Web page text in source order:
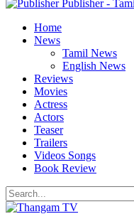
Publisher -
Home
News
Tamil News
English News
Reviews
Movies
Actress
Actors
Teaser
Trailers
Videos Songs
Book Review